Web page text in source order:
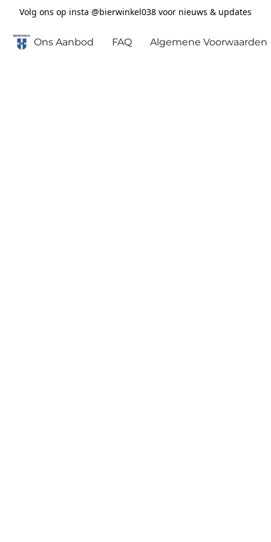
Volg ons op insta @bierwinkel038 voor nieuws & updates
Ons Aanbod FAQ Algemene Voorwaarden